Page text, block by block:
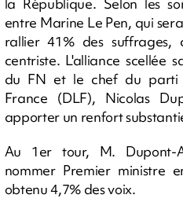
entre Marine Le Pen, qui
rallier 41% des
centriste. L'alliance scellée
du FN et le chef du parti
France (DLF), Nicolas
apporter un renfort
Au 1er tour, M. Dupont-
nommer Premier ministre
obtenu 4,7% des voix.